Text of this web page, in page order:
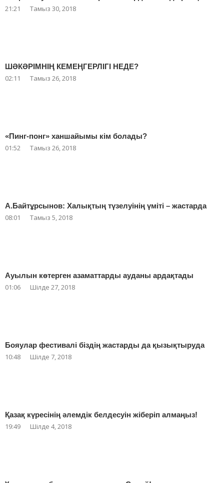
21:21 Тамыз 30, 2018
ШӘКӘРІМНІҢ КЕМЕҢГЕРЛІГІ НЕДЕ?
02:11 Тамыз 26, 2018
«Пинг-понг» ханшайымы кім болады?
01:52 Тамыз 26, 2018
А.Байтұрсынов: Халықтың түзелуінің үміті – жастарда
08:01 Тамыз 5, 2018
Ауылын көтерген азаматтарды ауданы ардақтады
01:06 Шілде 27, 2018
Бояулар фестивалі біздің жастарды да қызықтыруда
10:48 Шілде 7, 2018
Қазақ күресінің әлемдік белдесуін жіберіп алмаңыз!
19:49 Шілде 4, 2018